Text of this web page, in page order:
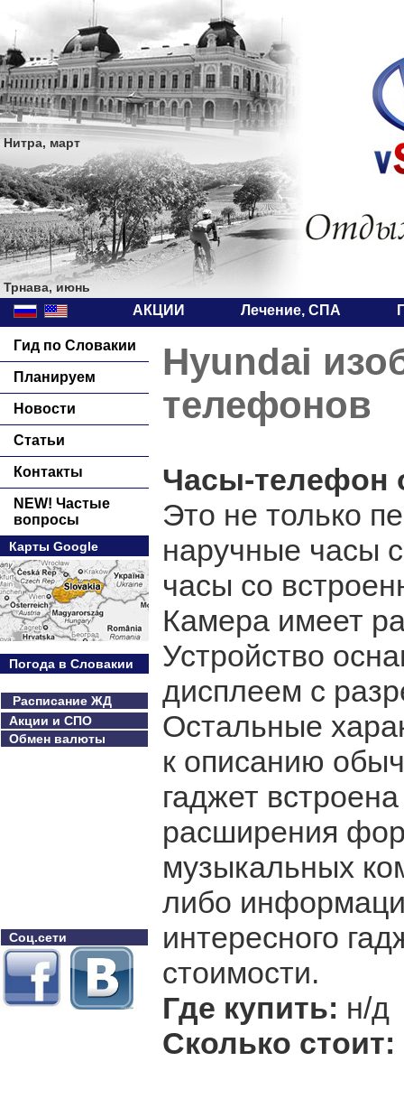
Нитра, март
Трнава, июнь
АКЦИИ Лечение, СПА
Гид по Словакии
Планируем
Новости
Статьи
Контакты
NEW! Частые
вопросы
Карты Google
Погода в Словакии
Расписание ЖД
Акции и СПО
Обмен валюты
Соц.сети
Hyundai
телефонов
Часы-телефон
Это не только
наручные часы
часы со
Камера имеет
Устройство
дисплеем с
Остальные
к описанию
гаджет
расширения
музыкальных
либо
интересного
стоимости.
Где купить: н/д
Сколько стоит: